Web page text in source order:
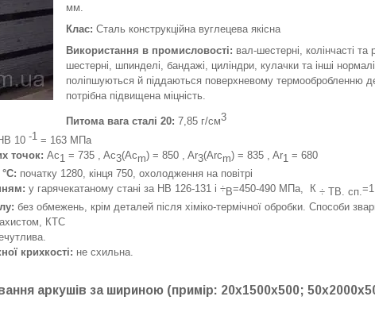
мм.
Клас: Сталь конструкційна вуглецева якісна
Використання в промисловості: вал-шестерні, колінчасті та
шестерні, шпинделі, бандажі, циліндри, кулачки та інші
поліпшуються й піддаються поверхневому термообробленню
потрібна підвищена міцність.
Питома вага сталі 20: 7,85 г/см3
10 -1 = 163 МПа
точок: Ac1 = 735 , Ac3(Acm) = 850 , Ar3(Arcm) = 835 , Ar1 = 680
початку 1280, кінця 750, охолодження на повітрі
у гарячекатаному стані за HB 126-131 і ÷B=450-490 МПа, К ÷ ТВ. сп.
без обмежень, крім деталей після хіміко-термічної обробки. Способи
КТС
крихкості: не схильна.
аркушів за шириною (примір: 20х1500х500;